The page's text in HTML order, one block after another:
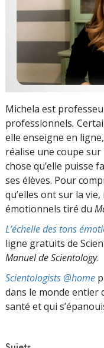
Michela est
professionnels.
elle enseigne en
réalise une coupe
chose qu’elle puisse
ses élèves. Pour
qu’elles ont sur la
émotionnels tiré du
L’échelle des tons
ligne gratuits de
Manuel de Scientology.
Scientologists @home
dans le monde entier
santé et qui